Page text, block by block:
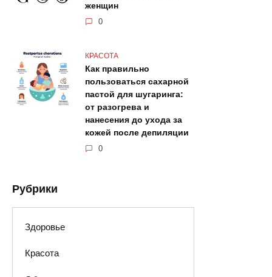
женщин
0
КРАСОТА
Как правильно
пользоваться сахарной
пастой для шугаринга:
от разогрева и
нанесения до ухода за
кожей после депиляции
0
Рубрики
Здоровье
Красота